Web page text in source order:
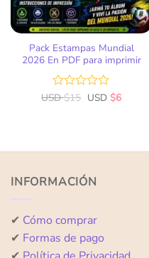
Pack Estampas Mundial
2026 En PDF para imprimir
Valorado
USD$15 USD $6
INFORMACIÓN
✔ Cómo comprar
✔ Formas de pago